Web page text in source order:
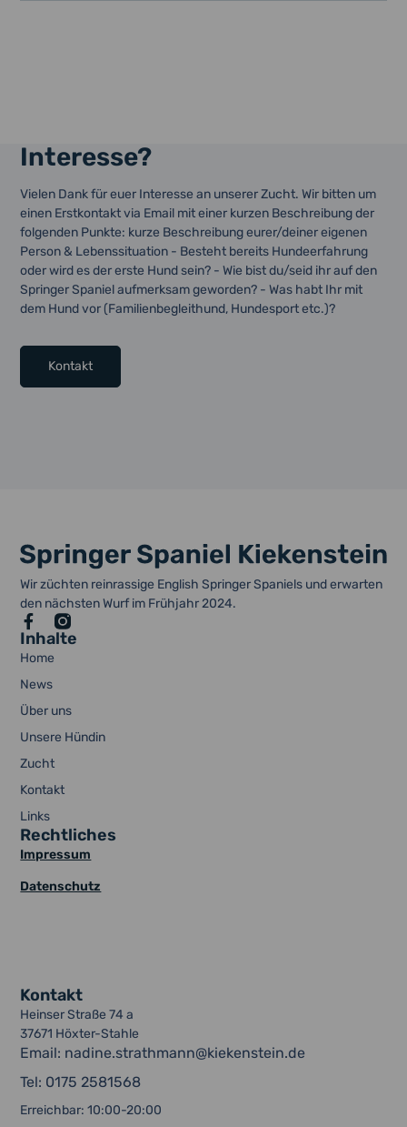
Interesse?
Vielen Dank für euer Interesse an unserer Zucht. Wir bitten um
einen Erstkontakt via Email mit einer kurzen Beschreibung der
folgenden Punkte: kurze Beschreibung eurer/deiner eigenen
Person & Lebenssituation - Besteht bereits Hundeerfahrung
oder wird es der erste Hund sein? - Wie bist du/seid ihr auf den
Springer Spaniel aufmerksam geworden? - Was habt Ihr mit
dem Hund vor (Familienbegleithund, Hundesport etc.)?
Kontakt
Wir züchten reinrassige English Springer Spaniels und erwarten
den nächsten Wurf im Frühjahr 2024.
Inhalte
Home
News
Über uns
Unsere Hündin
Zucht
Kontakt
Links
Kontakt
Heinser Straße 74 a
37671 Höxter-Stahle
Email: nadine.strathmann@kiekenstein.de
Tel: 0175 2581568
Erreichbar: 10:00-20:00
Rechtliches
Impressum
Datenschutz